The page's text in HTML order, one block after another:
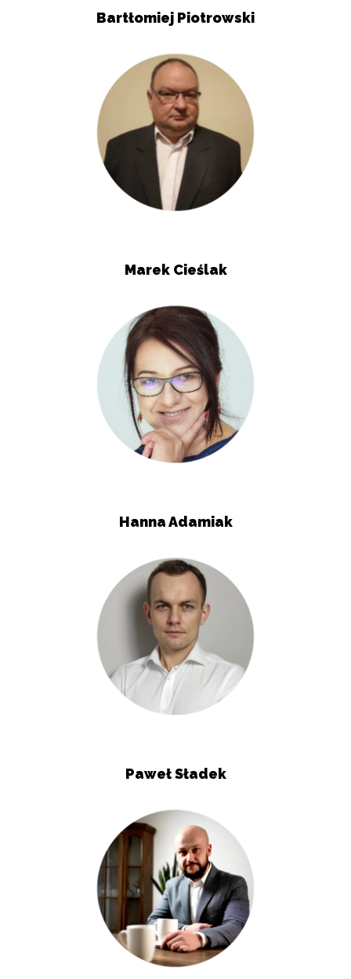
Bartłomiej Piotrowski
Marek Cieślak
Hanna Adamiak
Paweł Sładek